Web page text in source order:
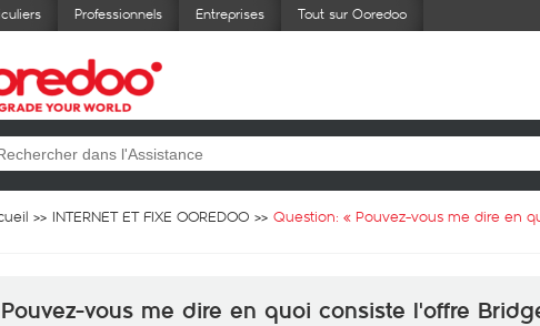
Professionnels Entreprises Tout sur Ooredoo
INTERNET ET FIXE OOREDOO Question: « Pouvez-vous me dire en
Pouvez-vous me dire en quoi consiste l'offre